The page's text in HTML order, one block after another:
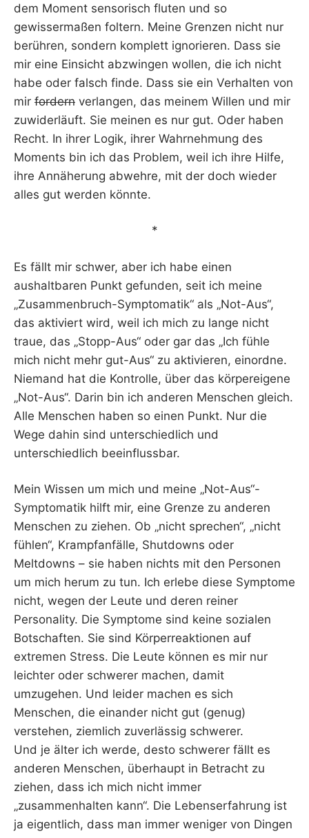
dem Moment sensorisch fluten und so
gewissermaßen foltern. Meine Grenzen nicht nur
berühren, sondern komplett ignorieren. Dass sie
mir eine Einsicht abzwingen wollen, die ich nicht
habe oder falsch finde. Dass sie ein Verhalten von
mir fordern verlangen, das meinem Willen und mir
zuwiderläuft. Sie meinen es nur gut. Oder haben
Recht. In ihrer Logik, ihrer Wahrnehmung des
Moments bin ich das Problem, weil ich ihre Hilfe,
ihre Annäherung abwehre, mit der doch wieder
alles gut werden könnte.
*
Es fällt mir schwer, aber ich habe einen
aushaltbaren Punkt gefunden, seit ich meine
„Zusammenbruch-Symptomatik“ als „Not-Aus“,
das aktiviert wird, weil ich mich zu lange nicht
traue, das „Stopp-Aus“ oder gar das „Ich fühle
mich nicht mehr gut-Aus“ zu aktivieren, einordne.
Niemand hat die Kontrolle, über das körpereigene
„Not-Aus“. Darin bin ich anderen Menschen gleich.
Alle Menschen haben so einen Punkt. Nur die
Wege dahin sind unterschiedlich und
unterschiedlich beeinflussbar.
Mein Wissen um mich und meine „Not-Aus“-
Symptomatik hilft mir, eine Grenze zu anderen
Menschen zu ziehen. Ob „nicht sprechen“, „nicht
fühlen“, Krampfanfälle, Shutdowns oder
Meltdowns – sie haben nichts mit den Personen
um mich herum zu tun. Ich erlebe diese Symptome
nicht, wegen der Leute und deren reiner
Personality. Die Symptome sind keine sozialen
Botschaften. Sie sind Körperreaktionen auf
extremen Stress. Die Leute können es mir nur
leichter oder schwerer machen, damit
umzugehen. Und leider machen es sich
Menschen, die einander nicht gut (genug)
verstehen, ziemlich zuverlässig schwerer.
Und je älter ich werde, desto schwerer fällt es
anderen Menschen, überhaupt in Betracht zu
ziehen, dass ich mich nicht immer
„zusammenhalten kann“. Die Lebenserfahrung ist
ja eigentlich, dass man immer weniger von Dingen